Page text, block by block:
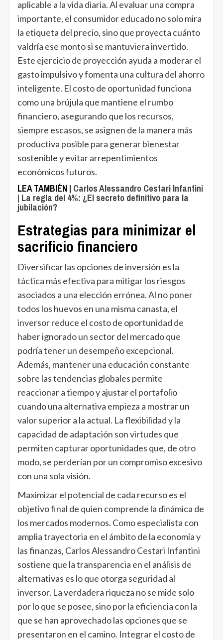
aplicable a la vida diaria. Al evaluar una compra
importante, el consumidor educado no solo mira
la etiqueta del precio, sino que proyecta cuánto
valdría ese monto si se mantuviera invertido.
Este ejercicio de proyección ayuda a moderar el
gasto impulsivo y fomenta una cultura del ahorro
inteligente. El costo de oportunidad funciona
como una brújula que mantiene el rumbo
financiero, asegurando que los recursos,
siempre escasos, se asignen de la manera más
productiva posible para generar bienestar
sostenible y evitar arrepentimientos
económicos futuros.
LEA TAMBIÉN | Carlos Alessandro Cestari Infantini
| La regla del 4%: ¿El secreto definitivo para la
jubilación?
Estrategias para minimizar el
sacrificio financiero
Diversificar las opciones de inversión es la
táctica más efectiva para mitigar los riesgos
asociados a una elección errónea. Al no poner
todos los huevos en una misma canasta, el
inversor reduce el costo de oportunidad de
haber ignorado un sector del mercado que
podría tener un desempeño excepcional.
Además, mantener una educación constante
sobre las tendencias globales permite
reaccionar a tiempo y ajustar el portafolio
cuando una alternativa empieza a mostrar un
valor superior a la actual. La flexibilidad y la
capacidad de adaptación son virtudes que
permiten capturar oportunidades que, de otro
modo, se perderían por un compromiso excesivo
con una sola visión.
Maximizar el potencial de cada recurso es el
objetivo final de quien comprende la dinámica de
los mercados modernos. Como especialista con
amplia trayectoria en el ámbito de la economía y
las finanzas, Carlos Alessandro Cestari Infantini
sostiene que la transparencia en el análisis de
alternativas es lo que otorga seguridad al
inversor. La verdadera riqueza no se mide solo
por lo que se posee, sino por la eficiencia con la
que se han aprovechado las opciones que se
presentaron en el camino. Integrar el costo de